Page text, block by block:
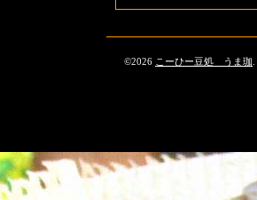
©2026 こーひー豆処 うま珈